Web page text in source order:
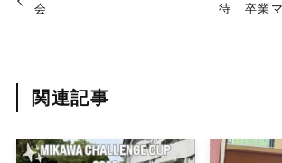
会
待 卒業
関連記事